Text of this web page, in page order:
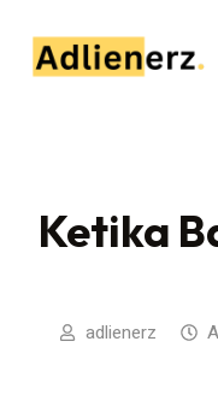
Ketika
adlienerz